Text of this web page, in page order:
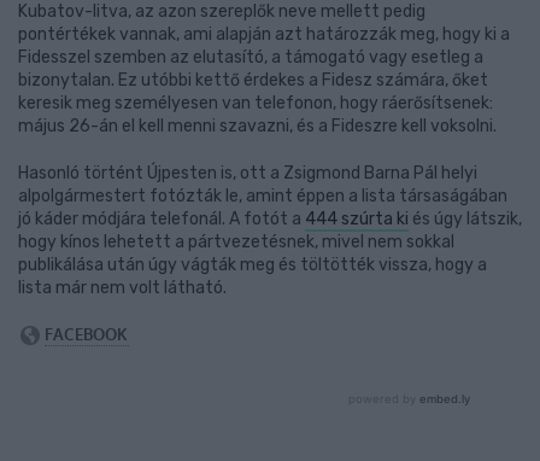
Kubatov-litva, az azon szereplők neve mellett pedig
pontértékek vannak, ami alapján azt határozzák meg, hogy ki a
Fidesszel szemben az elutasító, a támogató vagy esetleg a
bizonytalan. Ez utóbbi kettő érdekes a Fidesz számára, őket
keresik meg személyesen van telefonon, hogy ráerősítsenek:
május 26-án el kell menni szavazni, és a Fideszre kell voksolni.
Hasonló történt Újpesten is, ott a Zsigmond Barna Pál helyi
alpolgármestert fotózták le, amint éppen a lista társaságában
jó káder módjára telefonál. A fotót a 444 szúrta ki és úgy látszik,
hogy kínos lehetett a pártvezetésnek, mivel nem sokkal
publikálása után úgy vágták meg és töltötték vissza, hogy a
lista már nem volt látható.